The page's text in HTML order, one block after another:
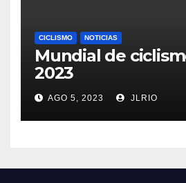
CICLISMO NOTICIAS
Mundial de
2023
AGO 5, 2023 JLRIO